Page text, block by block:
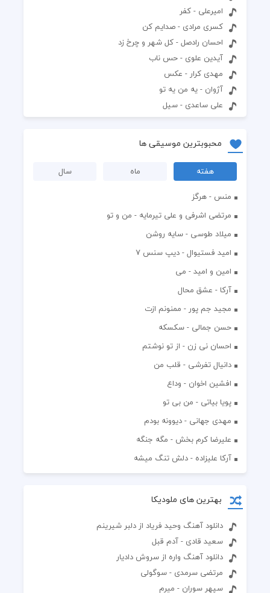
امیرعلی - کفر
کسری مرادی - صدایم کن
احسان رادصل - کل شهر و چرخ زد
آیدین علوی - حس ناب
مهدی کرار - عکس
آژوان - یه من یه تو
علی ساعدی - سیل
محبوبترین موسیقی ها
هفته ماه
سال
منس - هرگز
مرتضی اشرفی و علی تیرمایه - من و تو
میلاد طوسی - سایه روشن
اميد فستيوال - ديپ سنس ۷
امین و امید - می
آرکا - عشق محال
مجید جم پور - ممنونم ازت
حسن جمالی - سکسکه
احسان نی زن - از تو نوشتم
دانیال تفرشی - قلب من
افشين اخوان - وداع
پویا بیاتی - من بی تو
مهدی جهانی - دیوونه بودم
علیرضا کرم بخش - مگه جنگه
آرکا علیزاده - دلش تنگ میشه
بهترین های ملودیکا
دانلود آهنگ وحید فریاد از دلبر شیرینم
سعید قادی - آدم قبل
دانلود آهنگ واره از سروش دادیار
مرتضی سرمدی - سوگولی
سپهر سوران - میرم